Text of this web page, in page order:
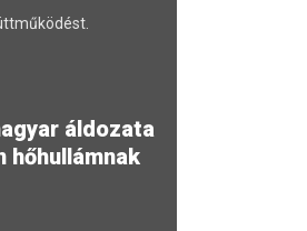
áldozata